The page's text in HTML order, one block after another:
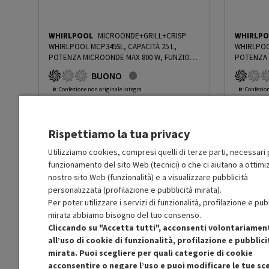
Sensore infrarossi No
Sensore di umidità
Cottura a vapore No
Funzione di scongelamento Sì
Altre funzioni
- Orologio - Programmi
Jet Start - Autoclean
Piatto girevole Sì
WHIRLPOOL MICROONDE+GRILL+CRISP
WHIRLPOOL MCP345SL, CAPACITÀ 25 L,
POTENZA MICROONDE MAX 800 W, FUNZIONE
GRILL, POTENZA GRILL 800 W, 6 LIVELLI DI
POTENZA, SILVER - PRMG GRADING RKAN -
14.99%-PRMG GRADING RKAN - 14.99%
BUONO
R: Confezione non originale integra
K: Accessori principali non presenti
Prodotto Nuovo 165.49 -14.99%
Ricondizionato Prezzo ridotto da
140.67a-50%
In Promozione 70.33
Aggiungi al carrello
SCONTO RICONDIZIONATI
Approfitta dello sconto del 50% sul prodotto
ricondizionato.
POTENZA
GRILL,
POTENZA,
14.99%-
R:
O:
In
Rispettiamo la tua privacy
Utilizziamo cookies, compresi quelli di terze parti, necessari
funzionamento del sito Web (tecnici) o che ci aiutano a
nostro sito Web (funzionalità) e a visualizzare pubblicità
personalizzata (profilazione e pubblicità mirata).
Per poter utilizzare i servizi di funzionalità, profilazione e
mirata abbiamo bisogno del tuo consenso.
Cliccando su "Accetta tutti", acconsenti
all’uso di cookie di funzionalità, profilazione e
mirata. Puoi scegliere per quali categorie di cookie
acconsentire o negare l’uso e puoi modificare le tue